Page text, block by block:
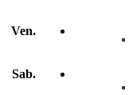
Ven.
Sab.